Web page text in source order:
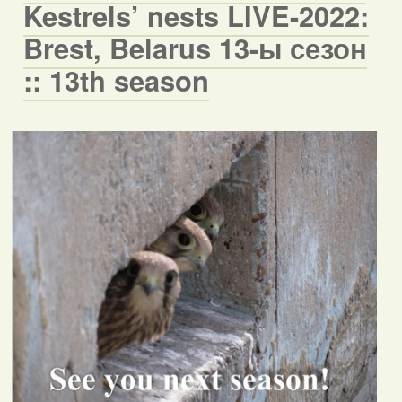
Kestrels’ nests LIVE-2022:
Brest, Belarus 13-ы сезон
:: 13th season